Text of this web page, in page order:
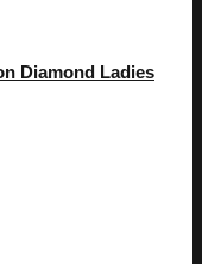
Diamond Ladies